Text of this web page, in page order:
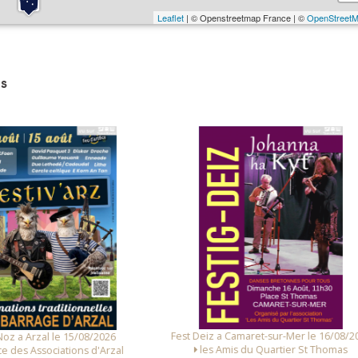
Leaflet| © Openstreetmap France | ©
a Camaret-sur-Mer le 16/08/2026
les Amis du Quartier St Thomas
Fest Noz a Arzal le 14/08/
Alliance des Associations